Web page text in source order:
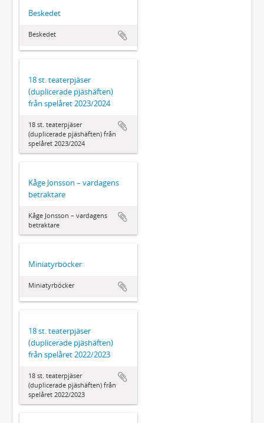
Beskedet
Beskedet
18 st. teaterpjäser
(duplicerade pjäshäften)
från spelåret 2023/2024
18 st. teaterpjäser
(duplicerade pjäshäften) från
spelåret 2023/2024
Kåge Jonsson – vardagens
betraktare
Kåge Jonsson – vardagens
betraktare
Miniatyrböcker
Miniatyrböcker
18 st. teaterpjäser
(duplicerade pjäshäften)
från spelåret 2022/2023
18 st. teaterpjäser
(duplicerade pjäshäften) från
spelåret 2022/2023